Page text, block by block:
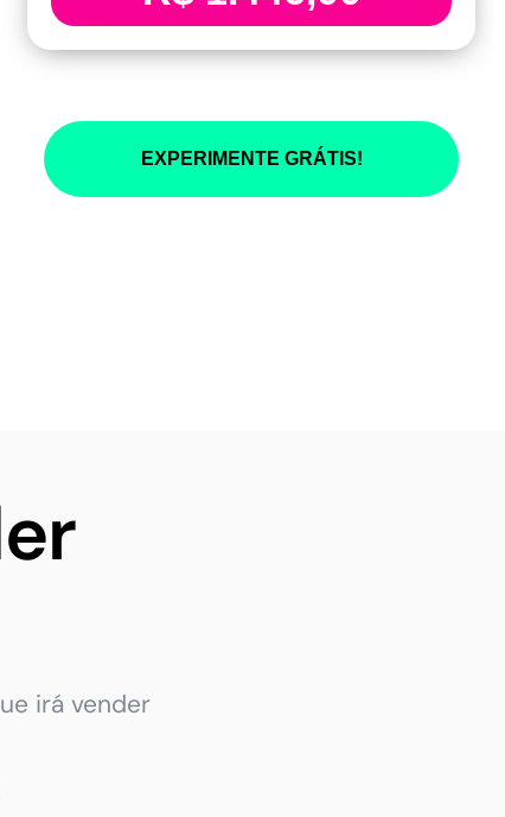
irá vender